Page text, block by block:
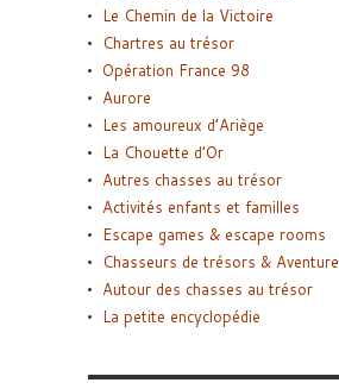
Le Chemin de la Victoire
Chartres au trésor
Opération France 98
Aurore
Les amoureux d’Ariège
La Chouette d’Or
Autres chasses au trésor
Activités enfants et familles
Escape games & escape rooms
Chasseurs de trésors & Aventure
Autour des chasses au trésor
La petite encyclopédie